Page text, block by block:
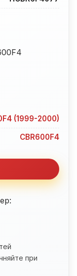
(1999-2000)
CBR600F4
при